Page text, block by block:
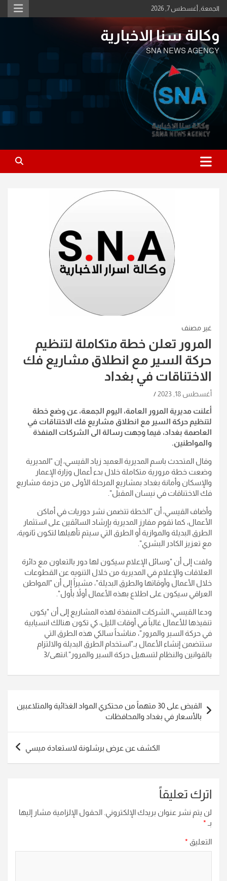
Skip
to
الجمعة, أغسطس 7, 2026
وكالة سنا الاخبارية
SNA NEWS AGENCY
غير مصنف
المرور تعلن خطة متكاملة لتنظيم
حركة السير مع انطلاق مشاريع فك
الاختناقات في بغداد
أغسطس 18, 2023
أعلنت مديرية المرور العامة، اليوم الجمعة، عن وضع خطة
لتنظيم حركة السير مع انطلاق مشاريع فك الاختناقات في
العاصمة بغداد، فيما وجهت رسالة الى الشركات المنفذة
والمواطنين.
وقال المتحدث باسم المديرية العميد زياد القيسي، إن "المديرية
وضعت خطة مرورية متكاملة خلال بدء أعمال وزارة الإعمار
والإسكان وأمانة بغداد بمشاريع المرحلة الأولى من حزمة مشاريع
فك الاختناقات في نيسان المقبل".
وأضاف القيسي، أن "الخطة تتضمن نشر دوريات في أماكن
الأعمال، كما تقوم مفارز المديرية بإرشاد السائقين على استثمار
الطرق البديلة والموازية أو الطرق التي سيتم تأهيلها لتكون ثانوية،
مع تعزيز الكادر البشري".
ولفت إلى أن "وسائل الإعلام سيكون لها دور بالتعاون مع دائرة
العلاقات والإعلام في المديرية من خلال التنويه عن القطوعات
خلال الأعمال وأوقاتها والطرق البديلة"، مشيراً إلى أن "المواطن
العراقي سيكون على اطلاع بهذه الأعمال أولاً بأول".
ودعا القيسي، الشركات المنفذة لهذه المشاريع إلى أن "يكون
تنفيذها للأعمال غالباً في أوقات الليل، كي تكون هنالك انسيابية
في حركة السير والمرور"، مناشداً سالكي هذه الطرق التي
ستتضمن إنشاء الأعمال بـ"استخدام الطرق البديلة والالتزام
بالقوانين والنظام لتسهيل حركة السير والمرور".انتهى/3
المقالات
القبض على 30 متهماً من محتكري المواد الغذائية والمتلاعبين
بالأسعار في بغداد والمحافظات
الكشف عن عرض برشلونة لاستعادة ميسي
اترك تعليقاً
لن يتم نشر عنوان بريدك الإلكتروني. الحقول الإلزامية مشار إليها
بـ *
التعليق *